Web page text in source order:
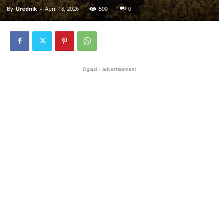
By Urednik - April 18, 2026 590 0
Oglasi - advertisement